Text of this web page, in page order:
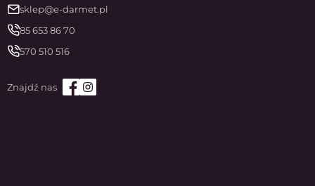
sklep@e-darmet.pl
85 653 86 70
570 510 516